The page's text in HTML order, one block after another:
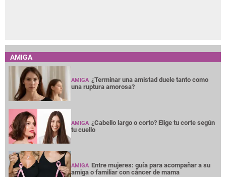
AMIGA
AMIGA ¿Terminar una amistad duele tanto como
una ruptura amorosa?
AMIGA ¿Cabello largo o corto? Elige tu corte según
tu cuello
AMIGA Entre mujeres: guía para acompañar a su
amiga o familiar con cáncer de mama